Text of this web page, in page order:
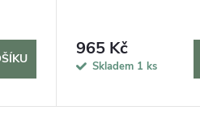
965 Kč
Skladem 1 ks